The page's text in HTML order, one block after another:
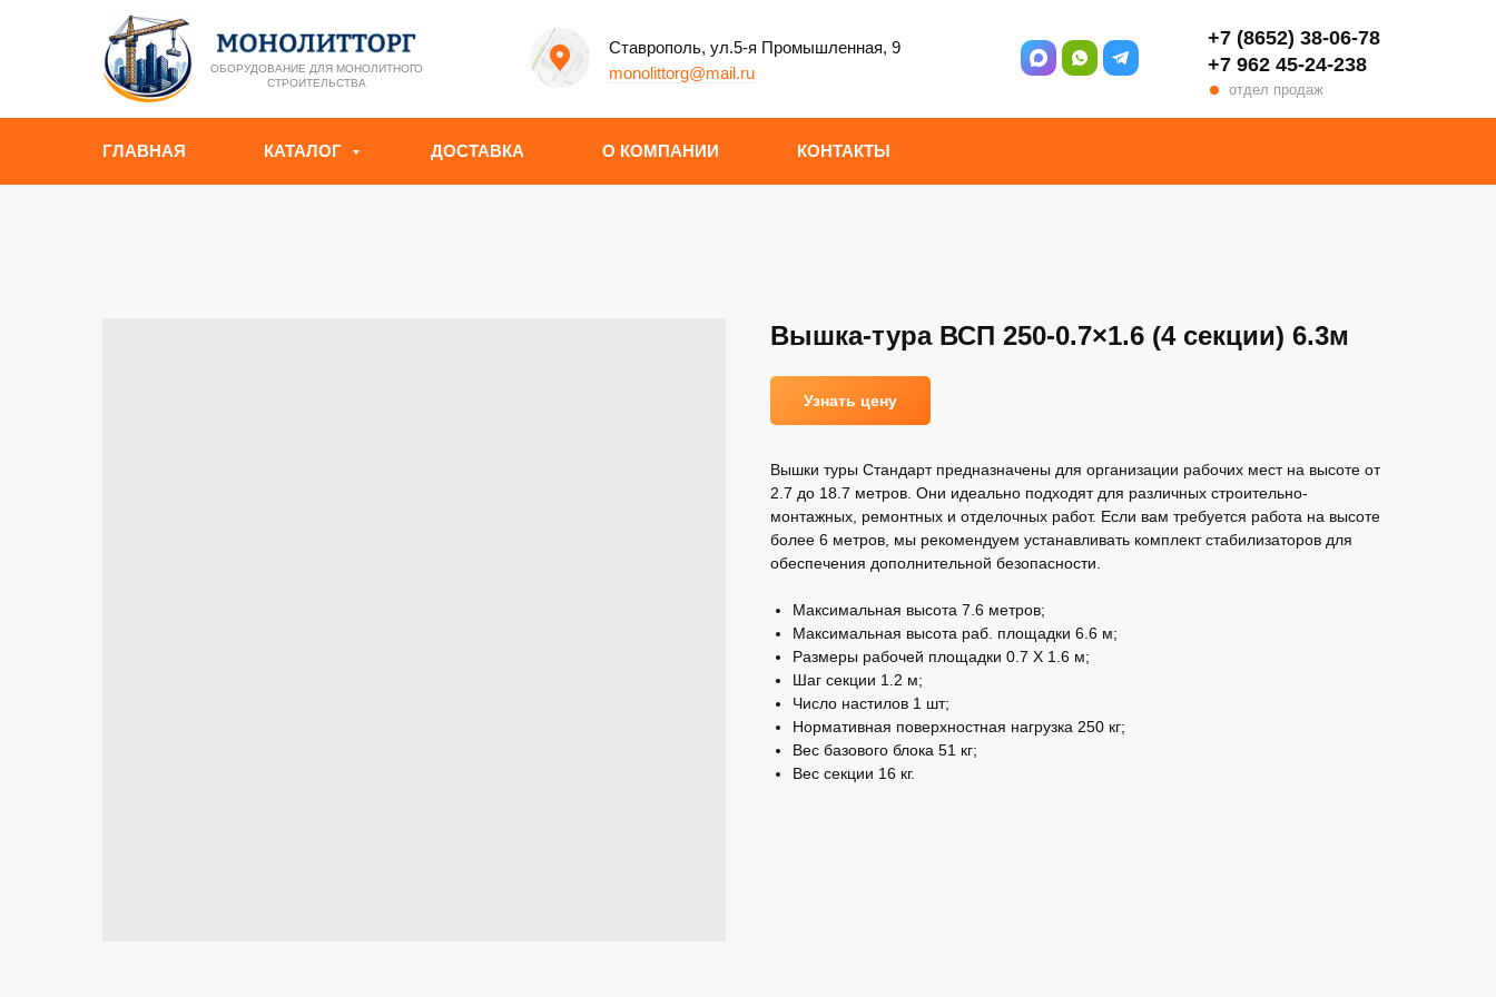
Ставрополь, ул.5-я Промышленная, 9
monolittorg@mail.ru
+7 (8652) 38-06-78
+7 962 45-24-238
отдел продаж
ОБОРУДОВАНИЕ ДЛЯ МОНОЛИТНОГО
СТРОИТЕЛЬСТВА
ГЛАВНАЯ КАТАЛОГ ДОСТАВКА О КОМПАНИИ КОНТАКТЫ
Вышка-тура ВСП 250-0.7×1.6 (4 секции) 6.3м
Узнать цену
Вышки туры Стандарт предназначены для организации рабочих мест на высоте от
2.7 до 18.7 метров. Они идеально подходят для различных строительно-
монтажных, ремонтных и отделочных работ. Если вам требуется работа на высоте
более 6 метров, мы рекомендуем устанавливать комплект стабилизаторов для
обеспечения дополнительной безопасности.
Максимальная высота 7.6 метров;
Максимальная высота раб. площадки 6.6 м;
Размеры рабочей площадки 0.7 Х 1.6 м;
Шаг секции 1.2 м;
Число настилов 1 шт;
Нормативная поверхностная нагрузка 250 кг;
Вес базового блока 51 кг;
Вес секции 16 кг.